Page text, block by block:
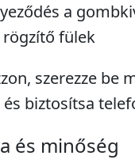
a
fülek
szerezze be
biztosítsa
és minőség